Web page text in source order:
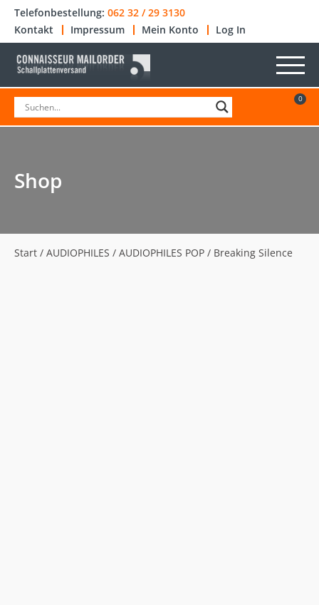
Telefonbestellung: 062 32 / 29 3130
Kontakt
Impressum Mein Konto Log In
0
Shop
Start / AUDIOPHILES / AUDIOPHILES POP / Breaking Silence